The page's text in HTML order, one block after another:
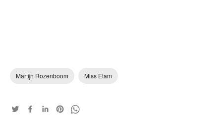
Martijn Rozenboom Miss Etam